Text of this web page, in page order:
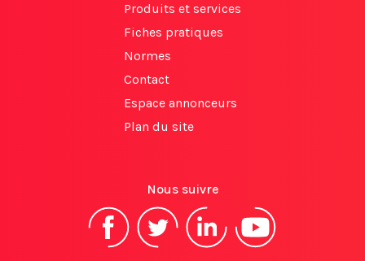
Produits et services
Fiches pratiques
Normes
Contact
Espace annonceurs
Plan du site
Nous suivre